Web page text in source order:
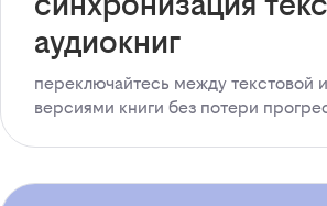
аудиокниг
переключайтесь между текстовой
версиями книги без потери